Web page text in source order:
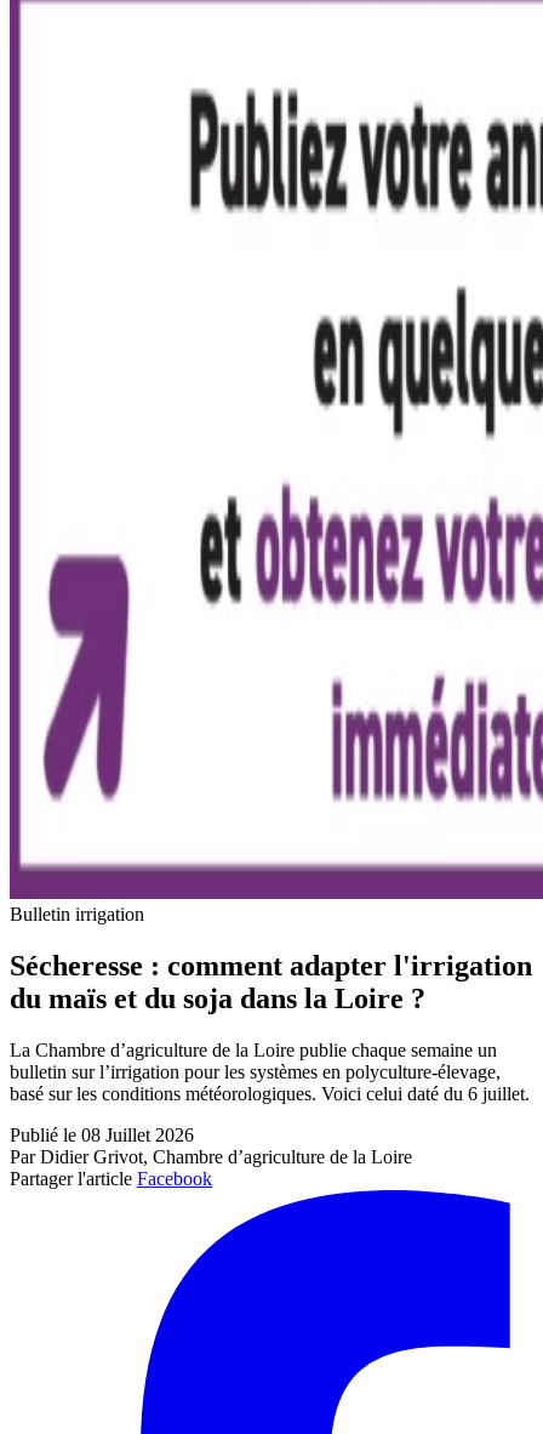
Bulletin irrigation
Sécheresse : comment adapter l'irrigation
du maïs et du soja dans la Loire ?
La Chambre d’agriculture de la Loire publie chaque semaine un
bulletin sur l’irrigation pour les systèmes en polyculture-élevage,
basé sur les conditions météorologiques. Voici celui daté du 6 juillet.
Publié le 08 Juillet 2026
Par Didier Grivot, Chambre d’agriculture de la Loire
Partager l'article Facebook